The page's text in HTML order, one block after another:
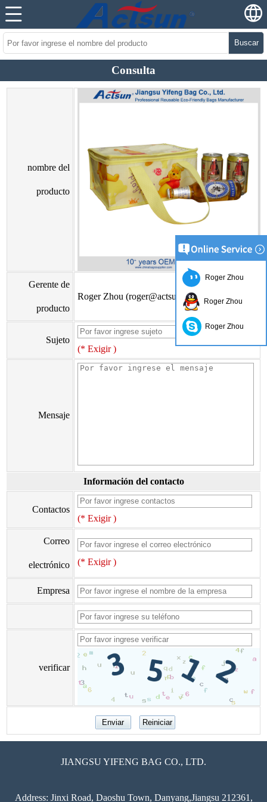
Buscar
Consulta
nombre del
producto
Gerente de
producto
Roger Zhou (roger@actsun.net)
Sujeto
(* Exigir )
Mensaje
Información del contacto
Contactos
(* Exigir )
Correo
electrónico (* Exigir )
Empresa
verificar
JIANGSU YIFENG BAG CO., LTD.
Address: Jinxi Road, Daoshu Town, Danyang,Jiangsu 212361,
Roger Zhou
Roger Zhou
Roger Zhou